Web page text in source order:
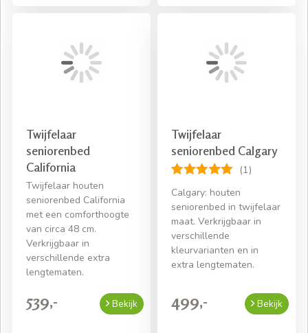
Twijfelaar
seniorenbed
California
Twijfelaar houten
seniorenbed California
met een comforthoogte
van circa 48 cm.
Verkrijgbaar in
verschillende extra
lengtematen.
539,- Bekijk
Twijfelaar
seniorenbed Calgary
(1)
Calgary: houten
seniorenbed in twijfelaar
maat. Verkrijgbaar in
verschillende
kleurvarianten en in
extra lengtematen.
499,- Bekijk